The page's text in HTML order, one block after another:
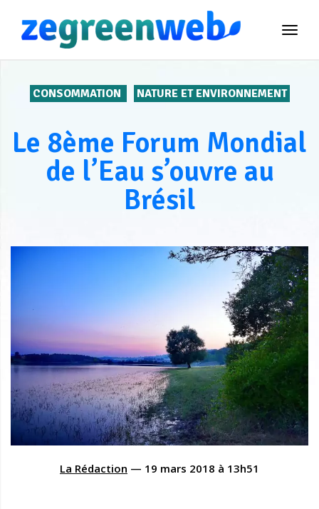
CONSOMMATION NATURE ET ENVIRONNEMENT
Le 8ème Forum Mondial
de l’Eau s’ouvre au
Brésil
La Rédaction — 19 mars 2018 à 13h51